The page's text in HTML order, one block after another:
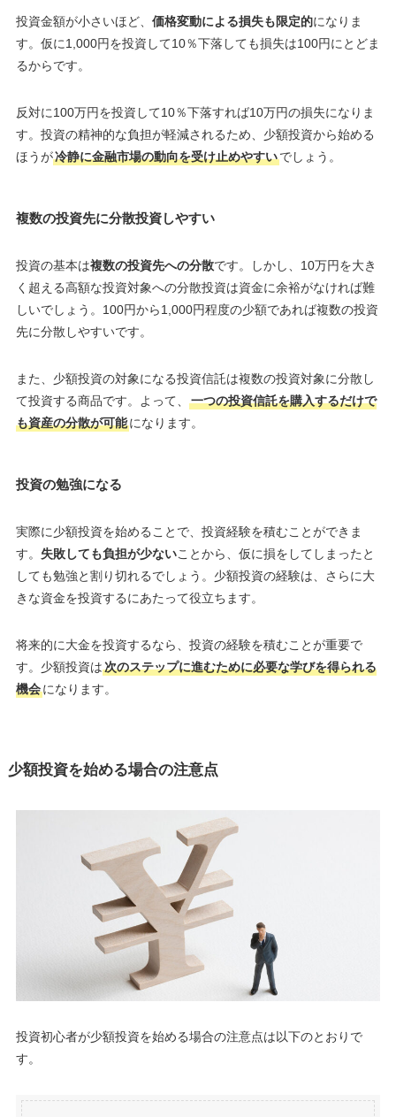
投資金額が小さいほど、 価格変動による損失も限定的になりま
す。仮に1,000円を投資して10％下落しても損失は100円にとどま
るからです。
反対に100万円を投資して10％下落すれば10万円の損失になりま
す。投資の精神的な負担が軽減されるため、少額投資から始める
ほうが冷静に金融市場の動向を受け止めやすいでしょう。
複数の投資先に分散投資しやすい
投資の基本は複数の投資先への分散です。しかし、10万円を大き
く超える高額な投資対象への分散投資は資金に余裕がなければ難
しいでしょう。100円から1,000円程度の少額であれば複数の投資
先に分散しやすいです。
また、少額投資の対象になる投資信託は複数の投資対象に分散し
て投資する商品です。よって、
一つの投資信託を購入するだけで
も資産の分散が可能になります。
投資の勉強になる
実際に少額投資を始めることで、投資経験を積むことができま
す。 失敗しても負担が少ないことから、仮に損をしてしまったと
しても勉強と割り切れるでしょう。少額投資の経験は、さらに大
きな資金を投資するにあたって役立ちます。
将来的に大金を投資するなら、投資の経験を積むことが重要で
す。少額投資は次のステップに進むために必要な学びを得られる
機会になります。
少額投資を始める場合の注意点
投資初心者が少額投資を始める場合の注意点は以下のとおりで
す。